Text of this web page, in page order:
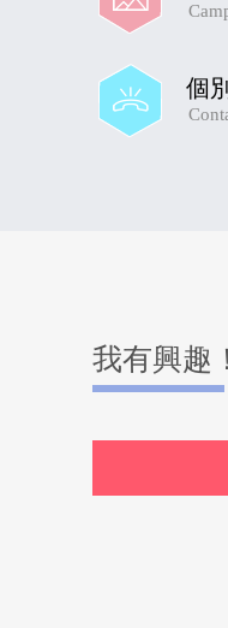
個
我有興趣